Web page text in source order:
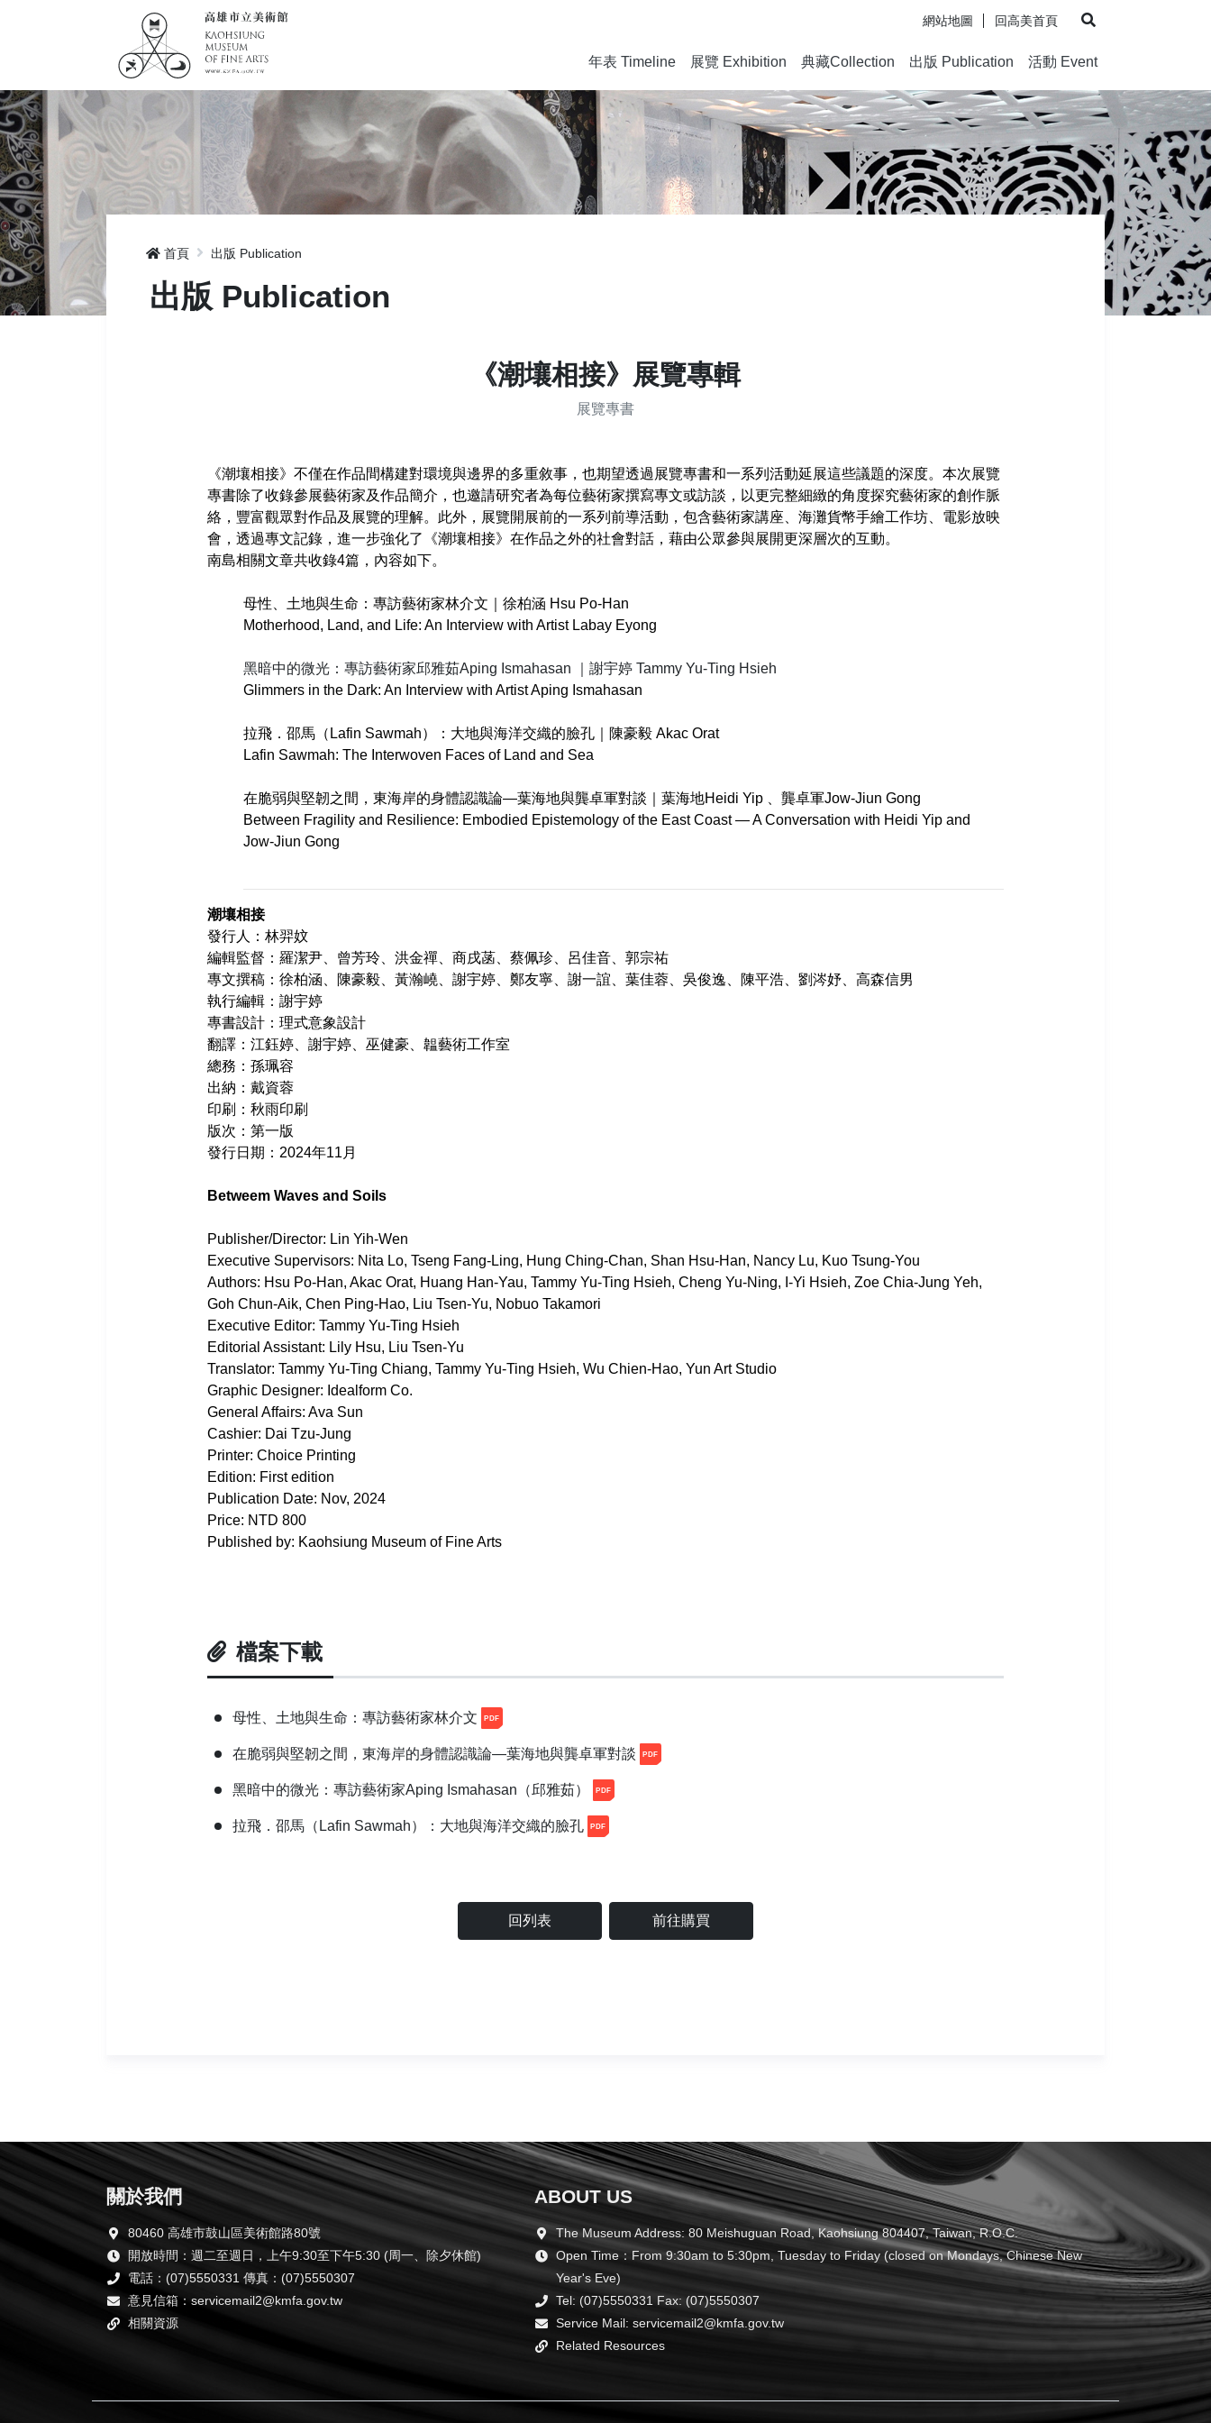
網站地圖 回高美首頁
年表 Timeline
展覽 Exhibition 典藏Collection 出版 Publication 活動 Event
首頁 出版 Publication
出版 Publication
《潮壤相接》展覽專輯
展覽專書
《潮壤相接》不僅在作品間構建對環境與邊界的多重敘事，也期望透過展覽專書和一系列活動延展這些議題的深度。本次展覽
專書除了收錄參展藝術家及作品簡介，也邀請研究者為每位藝術家撰寫專文或訪談，以更完整細緻的角度探究藝術家的創作脈
絡，豐富觀眾對作品及展覽的理解。此外，展覽開展前的一系列前導活動，包含藝術家講座、海灘貨幣手繪工作坊、電影放映
會，透過專文記錄，進一步強化了《潮壤相接》在作品之外的社會對話，藉由公眾參與展開更深層次的互動。
南島相關文章共收錄4篇，內容如下。
母性、土地與生命：專訪藝術家林介文｜徐柏涵 Hsu Po-Han
Motherhood, Land, and Life: An Interview with Artist Labay Eyong
黑暗中的微光：專訪藝術家邱雅茹Aping Ismahasan ｜謝宇婷 Tammy Yu-Ting Hsieh
Glimmers in the Dark: An Interview with Artist Aping Ismahasan
拉飛．邵馬（Lafin Sawmah）：大地與海洋交織的臉孔｜陳豪毅 Akac Orat
Lafin Sawmah: The Interwoven Faces of Land and Sea
在脆弱與堅韌之間，東海岸的身體認識論―葉海地與龔卓軍對談｜葉海地Heidi Yip 、龔卓軍Jow-Jiun Gong
Between Fragility and Resilience: Embodied Epistemology of the East Coast — A Conversation with Heidi Yip and
Jow-Jiun Gong
潮壤相接
發行人：林羿妏
編輯監督：羅潔尹、曾芳玲、洪金禪、商戌菡、蔡佩珍、呂佳音、郭宗祐
專文撰稿：徐柏涵、陳豪毅、黃瀚嶢、謝宇婷、鄭友寧、謝一誼、葉佳蓉、吳俊逸、陳平浩、劉涔妤、高森信男
執行編輯：謝宇婷
專書設計：理式意象設計
翻譯：江鈺婷、謝宇婷、巫健豪、韞藝術工作室
總務：孫珮容
出納：戴資蓉
印刷：秋雨印刷
版次：第一版
發行日期：2024年11月
Betweem Waves and Soils
Publisher/Director: Lin Yih-Wen
Executive Supervisors: Nita Lo, Tseng Fang-Ling, Hung Ching-Chan, Shan Hsu-Han, Nancy Lu, Kuo Tsung-You
Authors: Hsu Po-Han, Akac Orat, Huang Han-Yau, Tammy Yu-Ting Hsieh, Cheng Yu-Ning, I-Yi Hsieh, Zoe Chia-Jung Yeh,
Goh Chun-Aik, Chen Ping-Hao, Liu Tsen-Yu, Nobuo Takamori
Executive Editor: Tammy Yu-Ting Hsieh
Editorial Assistant: Lily Hsu, Liu Tsen-Yu
Translator: Tammy Yu-Ting Chiang, Tammy Yu-Ting Hsieh, Wu Chien-Hao, Yun Art Studio
Graphic Designer: Idealform Co.
General Affairs: Ava Sun
Cashier: Dai Tzu-Jung
Printer: Choice Printing
Edition: First edition
Publication Date: Nov, 2024
Price: NTD 800
Published by: Kaohsiung Museum of Fine Arts
檔案下載
母性、土地與生命：專訪藝術家林介文
在脆弱與堅韌之間，東海岸的身體認識論―葉海地與龔卓軍對談
黑暗中的微光：專訪藝術家Aping Ismahasan（邱雅茹）
拉飛．邵馬（Lafin Sawmah）：大地與海洋交織的臉孔
回列表 前往購買
關於我們
80460 高雄市鼓山區美術館路80號
開放時間：週二至週日，上午9:30至下午5:30 (周一、除夕休館)
電話：(07)5550331 傳真：(07)5550307
意見信箱：servicemail2@kmfa.gov.tw
相關資源
ABOUT US
The Museum Address: 80 Meishuguan Road, Kaohsiung 804407, Taiwan, R.O.C.
Open Time：From 9:30am to 5:30pm, Tuesday to Friday (closed on Mondays, Chinese New
Year's Eve)
Tel: (07)5550331 Fax: (07)5550307
Service Mail: servicemail2@kmfa.gov.tw
Related Resources